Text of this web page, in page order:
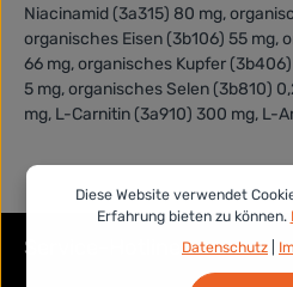
Niacinamid (3a315) 80 mg,
organisches Eisen (3b106) 55 mg,
66 mg, organisches Kupfer
5 mg, organisches Selen (3b810)
mg, L-Carnitin (3a910) 300 mg, L-
Service-Hotline
Diese Website verwendet
Erfahrung bieten zu können.
Datenschutz